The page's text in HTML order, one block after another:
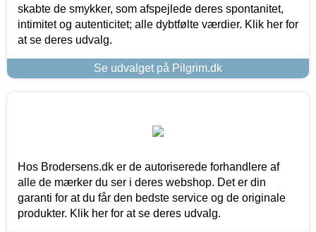
skabte de smykker, som afspejlede deres spontanitet,
intimitet og autenticitet; alle dybtfølte værdier. Klik her for
at se deres udvalg.
Se udvalget på Pilgrim.dk
Hos Brodersens.dk er de autoriserede forhandlere af
alle de mærker du ser i deres webshop. Det er din
garanti for at du får den bedste service og de originale
produkter. Klik her for at se deres udvalg.